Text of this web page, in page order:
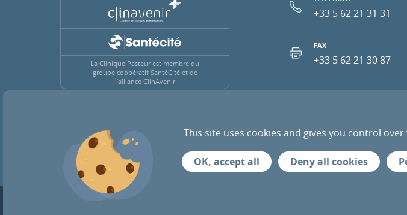
La Clinique Pasteur est membre du
groupe coopératif SantéCité et de
l’alliance ClinAvenir
+33 5 62 21 31 31
FAX
+33 5 62 21 30 87
ACTUALITÉS RECRUTEMENT PRESSE PRESTATAIRES
This site uses cookies and gives you control
OK, accept all Deny all cookies